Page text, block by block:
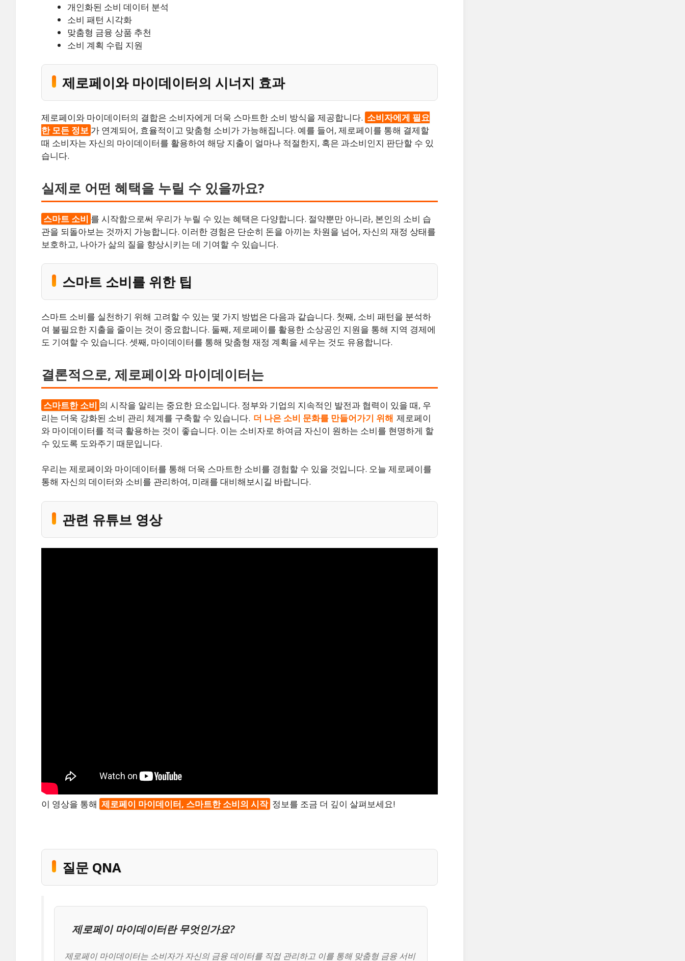
개인화된 소비 데이터 분석
소비 패턴 시각화
맞춤형 금융 상품 추천
소비 계획 수립 지원
제로페이와 마이데이터의 시너지 효과
제로페이와 마이데이터의 결합은 소비자에게 더욱 스마트한 소비 방식을 제공합니다. 소비자에게 필요
한 모든 정보 가 연계되어, 효율적이고 맞춤형 소비가 가능해집니다. 예를 들어, 제로페이를 통해 결제할
때 소비자는 자신의 마이데이터를 활용하여 해당 지출이 얼마나 적절한지, 혹은 과소비인지 판단할 수 있
습니다.
실제로 어떤 혜택을 누릴 수 있을까요?
스마트 소비 를 시작함으로써 우리가 누릴 수 있는 혜택은 다양합니다. 절약뿐만 아니라, 본인의 소비 습
관을 되돌아보는 것까지 가능합니다. 이러한 경험은 단순히 돈을 아끼는 차원을 넘어, 자신의 재정 상태를
보호하고, 나아가 삶의 질을 향상시키는 데 기여할 수 있습니다.
스마트 소비를 위한 팁
스마트 소비를 실천하기 위해 고려할 수 있는 몇 가지 방법은 다음과 같습니다. 첫째, 소비 패턴을 분석하
여 불필요한 지출을 줄이는 것이 중요합니다. 둘째, 제로페이를 활용한 소상공인 지원을 통해 지역 경제에
도 기여할 수 있습니다. 셋째, 마이데이터를 통해 맞춤형 재정 계획을 세우는 것도 유용합니다.
결론적으로, 제로페이와 마이데이터는
스마트한 소비 의 시작을 알리는 중요한 요소입니다. 정부와 기업의 지속적인 발전과 협력이 있을 때, 우
리는 더욱 강화된 소비 관리 체계를 구축할 수 있습니다. 더 나은 소비 문화를 만들어가기 위해 제로페이
와 마이데이터를 적극 활용하는 것이 좋습니다. 이는 소비자로 하여금 자신이 원하는 소비를 현명하게 할
수 있도록 도와주기 때문입니다.
우리는 제로페이와 마이데이터를 통해 더욱 스마트한 소비를 경험할 수 있을 것입니다. 오늘 제로페이를
통해 자신의 데이터와 소비를 관리하여, 미래를 대비해보시길 바랍니다.
관련 유튜브 영상
이 영상을 통해 제로페이 마이데이터, 스마트한 소비의 시작 정보를 조금 더 깊이 살펴보세요!
질문 QNA
제로페이 마이데이터란 무엇인가요?
제로페이 마이데이터는 소비자가 자신의 금융 데이터를 직접 관리하고 이를 통해 맞춤형 금융 서비